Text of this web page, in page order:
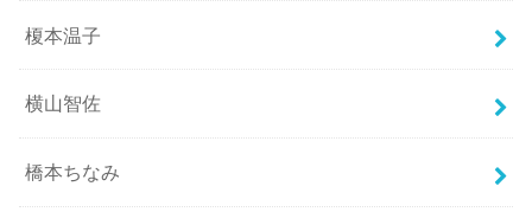
榎本温子
横山智佐
橋本ちなみ